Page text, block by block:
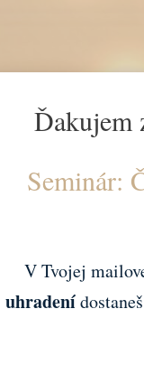
Ďakujem
Seminár:
V Tvojej
uhradenídostaneš